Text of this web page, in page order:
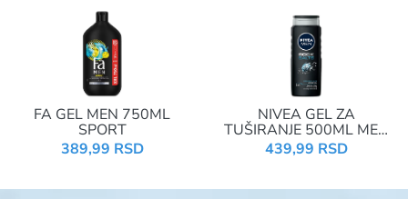
FA GEL MEN 750ML
SPORT
389,99 RSD
NIVEA GEL ZA
TUŠIRANJE 500ML MEN
ROCK SALT 84085
439,99 RSD